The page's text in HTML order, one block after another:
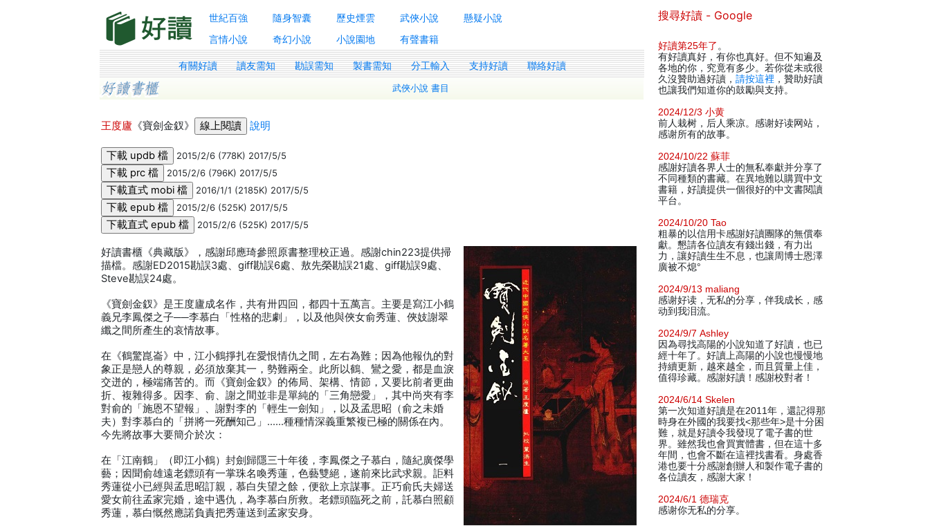
世紀百強 隨身智囊 歷史煙雲 武俠小說
懸疑小說
言情小說
奇幻小說 小說園地 有聲書籍
有關好讀 讀友需知 勘誤需知 製書需知 分工輸入 支持好讀 聯絡好讀
武俠小說 書目
王度廬 《寶劍金釵》 說明
2015/2/6 (778K) 2017/5/5
2015/2/6 (796K) 2017/5/5
2016/1/1 (2185K) 2017/5/5
2015/2/6 (525K) 2017/5/5
2015/2/6 (525K) 2017/5/5
好讀書櫃《典藏版》，感謝邱應琦參照原書整理校正過。感謝chin223提供掃
描檔。感謝ED2015勘誤3處、giff勘誤6處、敖先榮勘誤21處、giff勘誤9處、
Steve勘誤24處。
《寶劍金釵》是王度廬成名作，共有卅四回，都四十五萬言。主要是寫江小鶴
義兄李鳳傑之子──李慕白「性格的悲劇」，以及他與俠女俞秀蓮、俠妓謝翠
纖之間所產生的哀情故事。
在《鶴驚崑崙》中，江小鶴掙扎在愛恨情仇之間，左右為難；因為他報仇的對
象正是戀人的尊親，必須放棄其一，勢難兩全。此所以鶴、鸞之愛，都是血淚
交迸的，極端痛苦的。而《寶劍金釵》的佈局、架構、情節，又要比前者更曲
折、複雜得多。因李、俞、謝之間並非是單純的「三角戀愛」，其中尚夾有李
對俞的「施恩不望報」、謝對李的「輕生一劍知」，以及孟思昭（俞之未婚
夫）對李慕白的「拼將一死酬知己」……種種情深義重繁複已極的關係在內。
今先將故事大要簡介於次：
在「江南鶴」（即江小鶴）封劍歸隱三十年後，李鳳傑之子慕白，隨紀廣傑學
藝；因聞俞雄遠老鏢頭有一掌珠名喚秀蓮，色藝雙絕，遂前來比武求親。詎料
秀蓮從小已經與孟思昭訂親，慕白失望之餘，便欲上京謀事。正巧俞氏夫婦送
愛女前往孟家完婚，途中遇仇，為李慕白所救。老鏢頭臨死之前，託慕白照顧
秀蓮，慕白慨然應諾負責把秀蓮送到孟家安身。
搜尋好讀 - Google
好讀第25年了 。
有好讀真好，有你也真好。但不知遍及
各地的你，究竟有多少。若你從未或很
久沒贊助過好讀， 請按這裡 ，贊助好讀
也讓我們知道你的鼓勵與支持。
2024/12/3 小黄
前人栽树，后人乘凉。感谢好读网站，
感谢所有的故事。
2024/10/22 蘇菲
感謝好讀各界人士的無私奉獻并分享了
不同種類的書藏。在異地難以購買中文
書籍，好讀提供一個很好的中文書閱讀
平台。
2024/10/20 Tao
粗暴的以信用卡感謝好讀團隊的無償奉
獻。懇請各位讀友有錢出錢，有力出
力，讓好讀生生不息，也讓周博士恩澤
廣被不熄°
2024/9/13 maliang
感谢好读，无私的分享，伴我成长，感
动到我泪流。
2024/9/7 Ashley
因為尋找高陽的小說知道了好讀，也已
經十年了。好讀上高陽的小說也慢慢地
持續更新，越來越全，而且質量上佳，
值得珍藏。感謝好讀！感謝校對者！
2024/6/14 Skelen
第一次知道好讀是在2011年，還記得那
時身在外國的我要找<那些年>是十分困
難，就是好讀令我發現了電子書的世
界。雖然我也會買實體書，但在這十多
年間，也會不斷在這裡找書看。身處香
港也要十分感謝創辦人和製作電子書的
各位讀友，感謝大家！
2024/6/1 德瑞克
感谢你无私的分享。